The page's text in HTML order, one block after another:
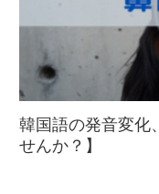
韓国語の発音変化
せんか？】